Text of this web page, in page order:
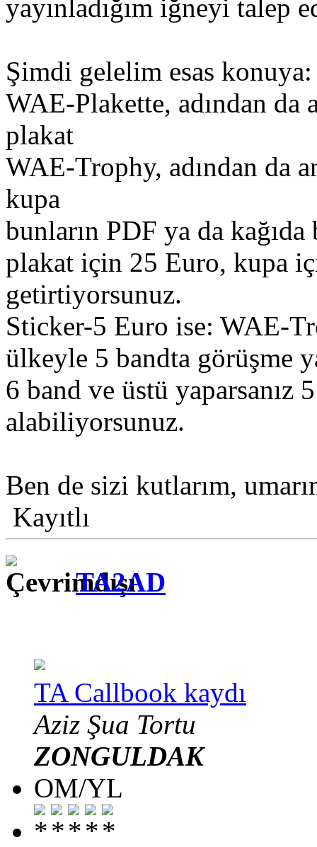
yayınladığım iğneyi talep
Şimdi gelelim esas konuya:
WAE-Plakette, adından da
plakat
WAE-Trophy, adından da
kupa
bunların PDF ya da
plakat için 25 Euro, kupa
getirtiyorsunuz.
Sticker-5 Euro ise: WAE-
ülkeyle 5 bandta görüşme
6 band ve üstü yaparsanız
alabiliyorsunuz.
Ben de sizi kutlarım,
Kayıtlı
TA2AD
TA Callbook kaydı
Aziz Şua Tortu
ZONGULDAK
OM/YL